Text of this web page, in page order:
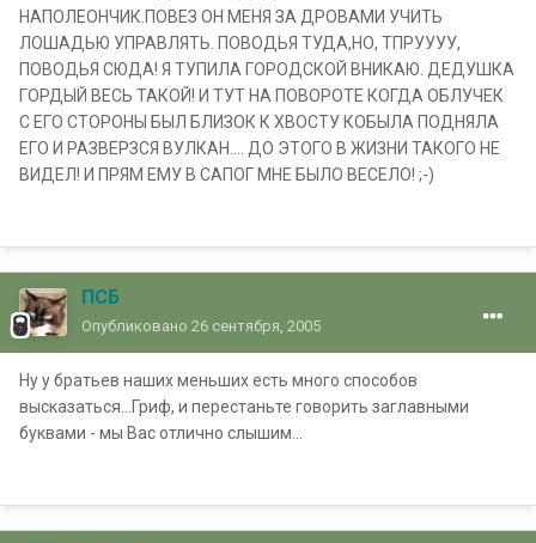
НАПОЛЕОНЧИК.ПОВЕЗ ОН МЕНЯ ЗА ДРОВАМИ УЧИТЬ
ЛОШАДЬЮ УПРАВЛЯТЬ. ПОВОДЬЯ ТУДА,НО, ТПРУУУУ,
ПОВОДЬЯ СЮДА! Я ТУПИЛА ГОРОДСКОЙ ВНИКАЮ. ДЕДУШКА
ГОРДЫЙ ВЕСЬ ТАКОЙ! И ТУТ НА ПОВОРОТЕ КОГДА ОБЛУЧЕК
С ЕГО СТОРОНЫ БЫЛ БЛИЗОК К ХВОСТУ КОБЫЛА ПОДНЯЛА
ЕГО И РАЗВЕРЗСЯ ВУЛКАН.... ДО ЭТОГО В ЖИЗНИ ТАКОГО НЕ
ВИДЕЛ! И ПРЯМ ЕМУ В САПОГ МНЕ БЫЛО ВЕСЕЛО! ;-)
ПСБ
Опубликовано 26 сентября, 2005
Ну у братьев наших меньших есть много способов
высказаться...Гриф, и перестаньте говорить заглавными
буквами - мы Вас отлично слышим...